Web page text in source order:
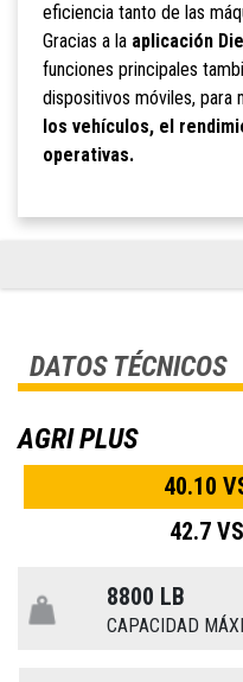
eficiencia tanto de las
Gracias a la aplicación
funciones principales
dispositivos móviles, para
los vehículos, el
operativas.
DATOS TÉCNICOS
AGRI PLUS
40.10
42.7
8800 LB
CAPACIDAD